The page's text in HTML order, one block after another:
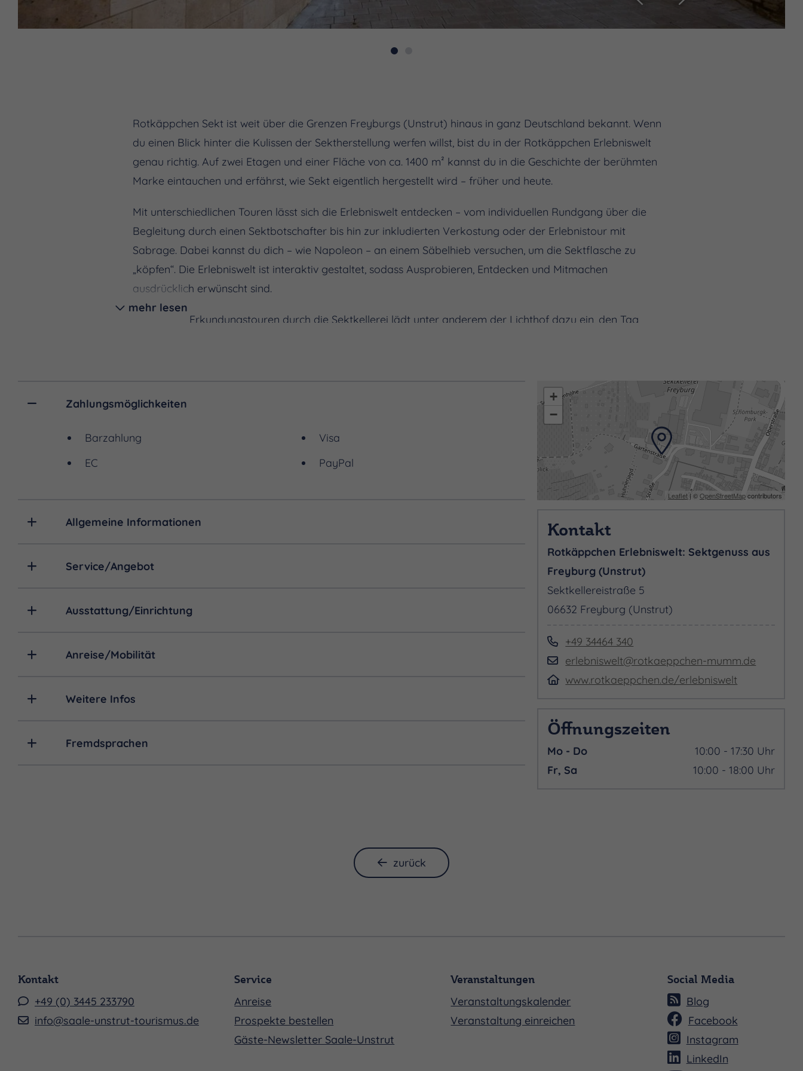
Rotkäppchen Sekt ist weit über die Grenzen Freyburgs (Unstrut) hinaus in ganz Deutschland bekannt. Wenn
du einen Blick hinter die Kulissen der Sektherstellung werfen willst, bist du in der Rotkäppchen Erlebniswelt
genau richtig. Auf zwei Etagen und einer Fläche von ca. 1400 m² kannst du in die Geschichte der berühmten
Marke eintauchen und erfährst, wie Sekt eigentlich hergestellt wird – früher und heute.
Mit unterschiedlichen Touren lässt sich die Erlebniswelt entdecken – vom individuellen Rundgang über die
Begleitung durch einen Sektbotschafter bis hin zur inkludierten Verkostung oder der Erlebnistour mit
Sabrage. Dabei kannst du dich – wie Napoleon – an einem Säbelhieb versuchen, um die Sektflasche zu
„köpfen“. Die Erlebniswelt ist interaktiv gestaltet, sodass Ausprobieren, Entdecken und Mitmachen
ausdrücklich erwünscht sind.
Neben den Erkundungstouren durch die Sektkellerei lädt unter anderem der Lichthof dazu ein, den Tag
mehr lesen
Zahlungsmöglichkeiten
Barzahlung
EC
Visa
PayPal
Allgemeine Informationen
Service/Angebot
Ausstattung/Einrichtung
Anreise/Mobilität
Weitere Infos
Fremdsprachen
+
−
Leaflet| ©OpenStreetMapcontributors
Kontakt
Rotkäppchen Erlebniswelt: Sektgenuss aus
Freyburg (Unstrut)
Sektkellereistraße 5
06632 Freyburg (Unstrut)
+49 34464 340
erlebniswelt@rotkaeppchen-mumm.de
www.rotkaeppchen.de/erlebniswelt
Öffnungszeiten
Mo - Do
10:00 - 17:30 Uhr
Fr, Sa
10:00 - 18:00 Uhr
zurück
Kontakt
+49 (0) 3445 233790
info@saale-unstrut-tourismus.de
Service
Anreise
Prospekte bestellen
Gäste-Newsletter Saale-Unstrut
Veranstaltungen
Veranstaltungskalender
Veranstaltung einreichen
Social Media
Blog
Facebook
Instagram
LinkedIn